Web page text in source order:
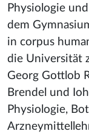
Physiologie
dem
in corpus
die Universität
Georg Gottlob
Brendel und
Physiologie,